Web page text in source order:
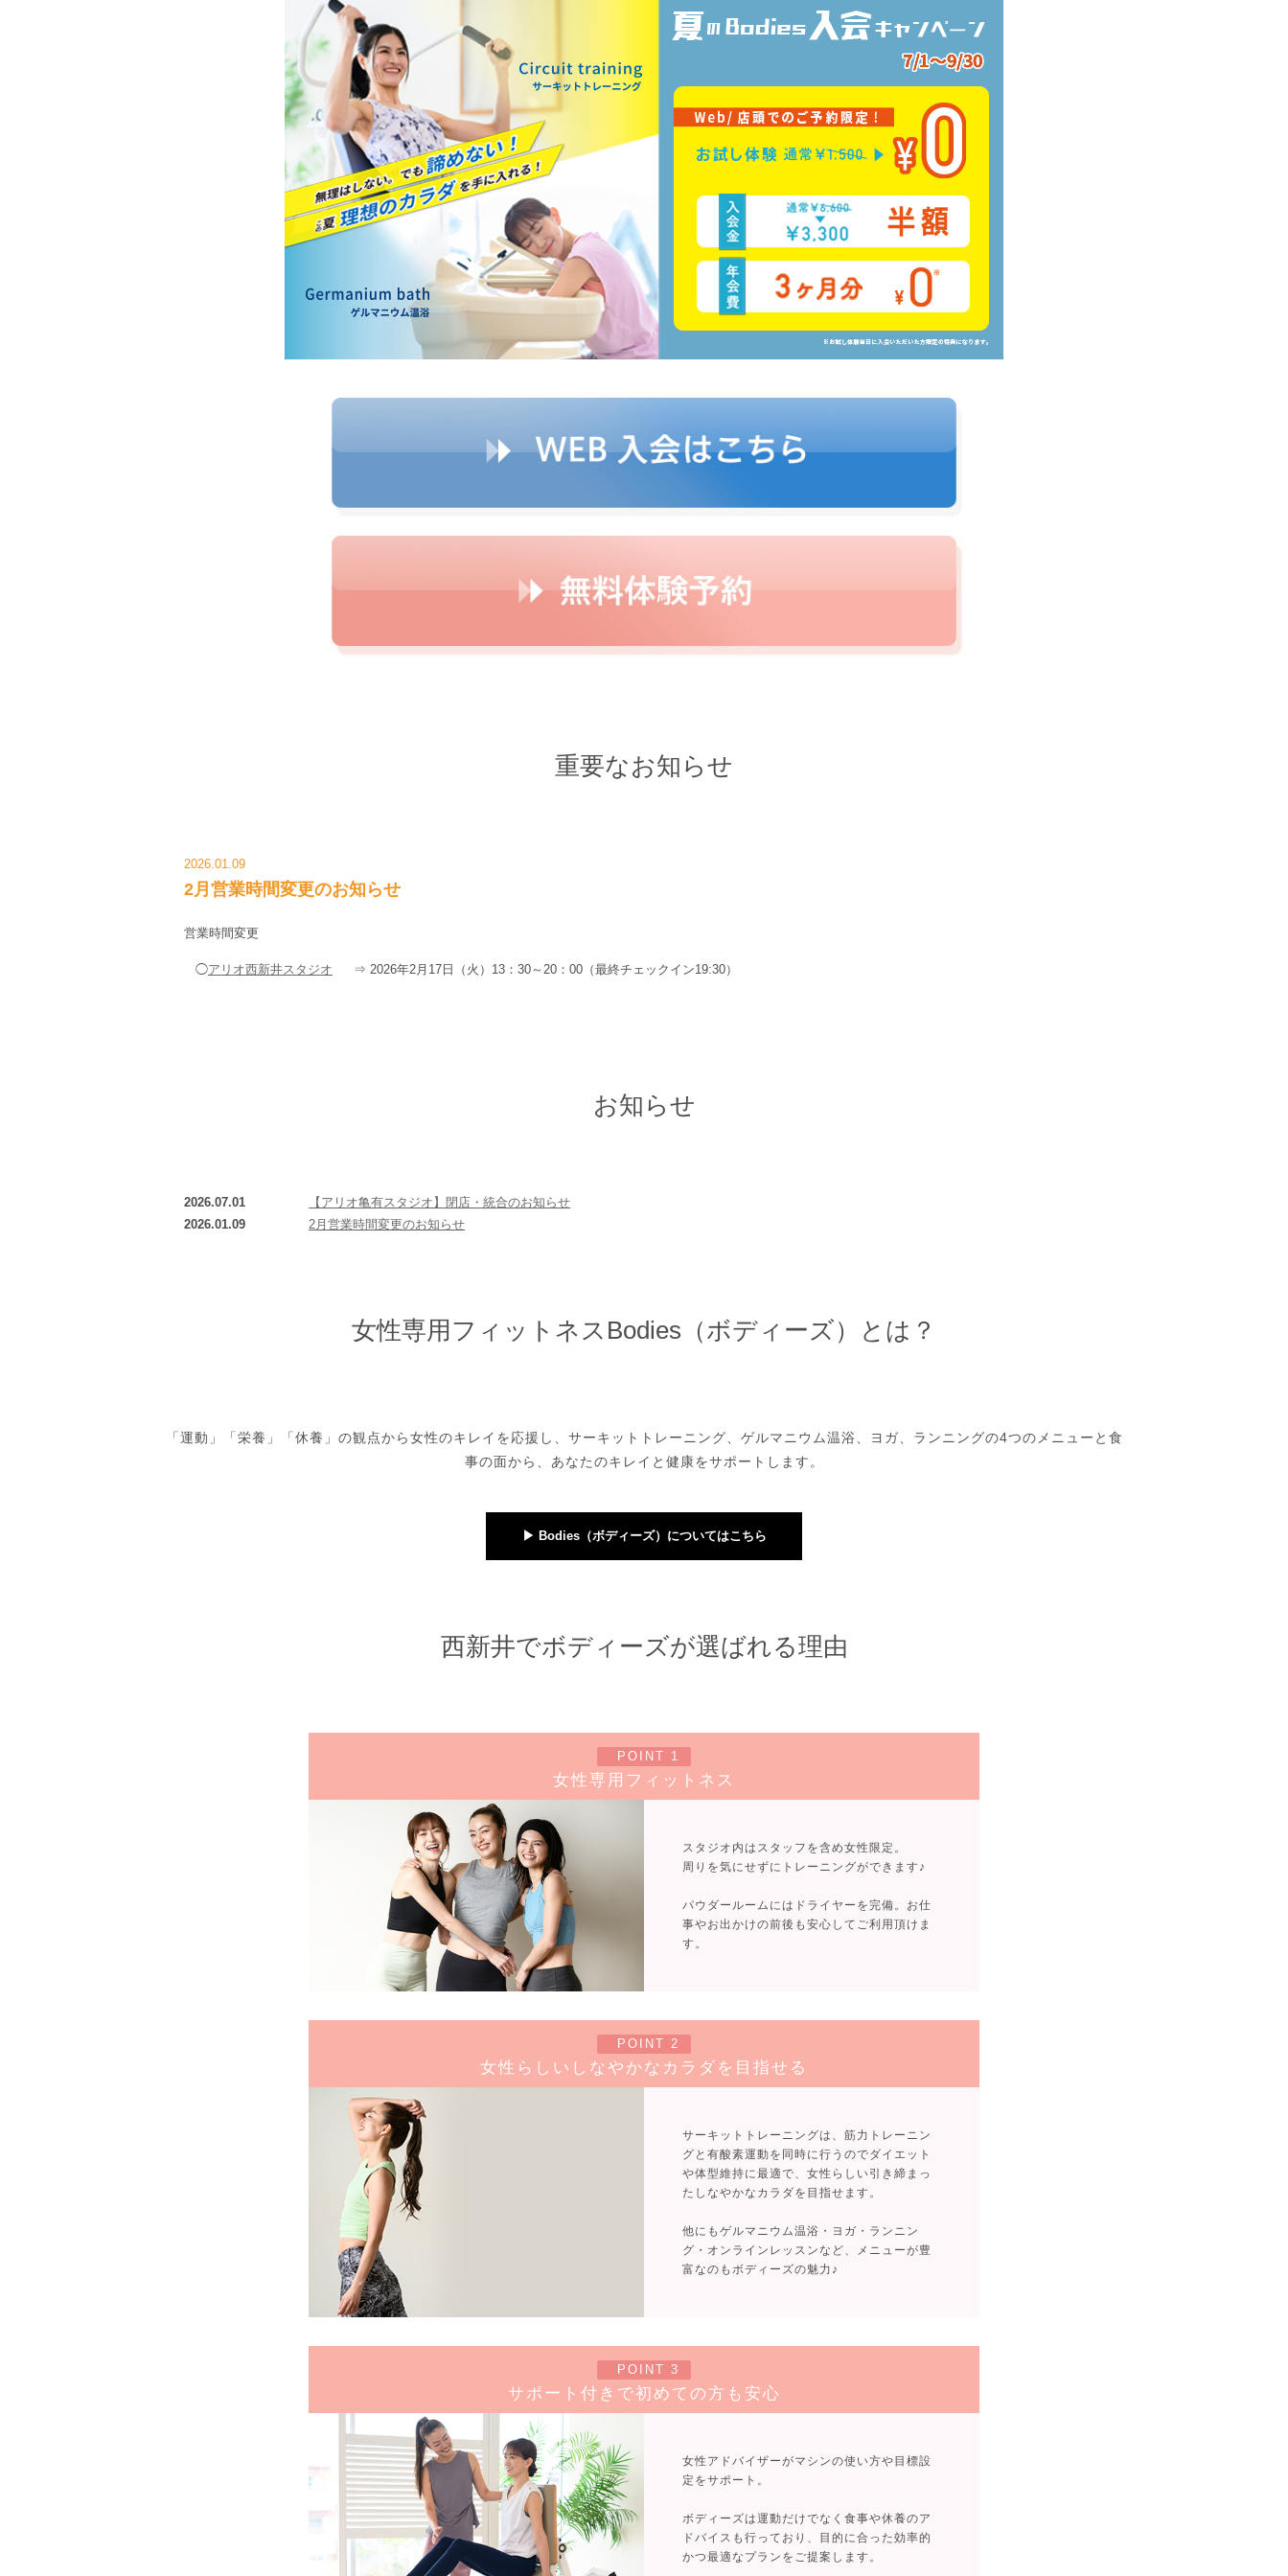
重要なお知らせ
2026.01.09
2月営業時間変更のお知らせ
営業時間変更
◯アリオ西新井スタジオ ⇒ 2026年2月17日（火）13：30～20：00（最終チェックイン19:30）
お知らせ
2026.07.01
【アリオ亀有スタジオ】閉店・統合のお知らせ
2026.01.09
2月営業時間変更のお知らせ
女性専用フィットネスBodies（ボディーズ）とは？
「運動」「栄養」「休養」の観点から女性のキレイを応援し、サーキットトレーニング、ゲルマニウム温浴、ヨガ、ランニングの4つのメニューと食
事の面から、あなたのキレイと健康をサポートします。
▶︎ Bodies（ボディーズ）についてはこちら
西新井でボディーズが選ばれる理由
POINT 1
女性専用フィットネス
スタジオ内はスタッフを含め女性限定。
周りを気にせずにトレーニングができます♪
パウダールームにはドライヤーを完備。お仕
事やお出かけの前後も安心してご利用頂けま
す。
POINT 2
女性らしいしなやかなカラダを目指せる
サーキットトレーニングは、筋力トレーニン
グと有酸素運動を同時に行うのでダイエット
や体型維持に最適で、女性らしい引き締まっ
たしなやかなカラダを目指せます。
他にもゲルマニウム温浴・ヨガ・ランニン
グ・オンラインレッスンなど、メニューが豊
富なのもボディーズの魅力♪
POINT 3
サポート付きで初めての方も安心
女性アドバイザーがマシンの使い方や目標設
定をサポート。
ボディーズは運動だけでなく食事や休養のア
ドバイスも行っており、目的に合った効率的
かつ最適なプランをご提案します。